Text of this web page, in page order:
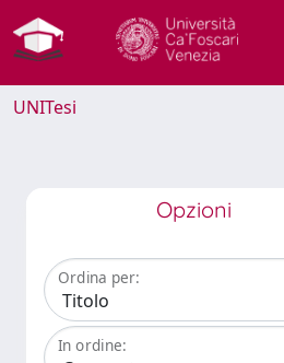
UNITesi
Opzioni
Ordina per:
In ordine: